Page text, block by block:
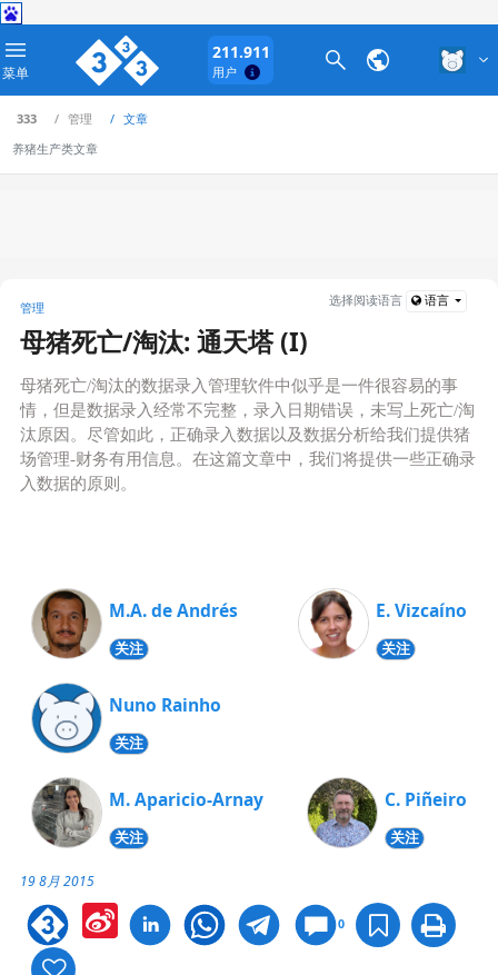
菜单
211.911
用户
333 管理
文章
养猪生产类文章
选择阅读语言 语言
管理
母猪死亡/淘汰: 通天塔 (I)
母猪死亡/淘汰的数据录入管理软件中似乎是一件很容易的事
情，但是数据录入经常不完整，录入日期错误，未写上死亡/淘
汰原因。尽管如此，正确录入数据以及数据分析给我们提供猪
场管理-财务有用信息。在这篇文章中，我们将提供一些正确录
入数据的原则。
M.A. de Andrés
关注
E. Vizcaíno
关注
Nuno Rainho
关注
M. Aparicio-Arnay
关注
C. Piñeiro
关注
19 8月 2015
Sina
Weibo
0